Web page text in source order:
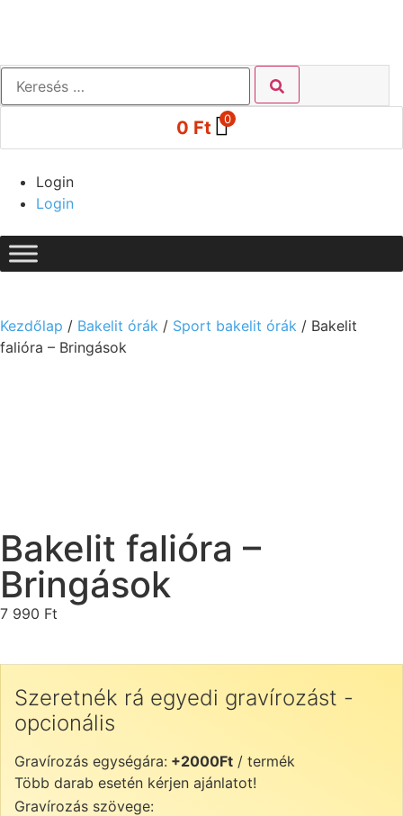
0 Ft 0
Login
Login
Kezdőlap / Bakelit órák / Sport bakelit órák / Bakelit
falióra – Bringások
Bakelit falióra –
Bringások
7 990 Ft
Szeretnék rá egyedi gravírozást -
opcionális
Gravírozás egységára: +2000Ft / termék
Több darab esetén kérjen ajánlatot!
Gravírozás szövege: